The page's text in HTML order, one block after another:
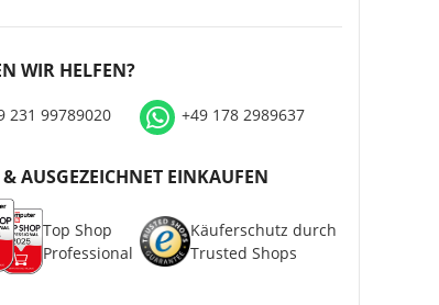
WIR HELFEN?
231 99789020 +49 178 2989637
& AUSGEZEICHNET EINKAUFEN
Top Shop
Professional
Käuferschutz durch
Trusted Shops